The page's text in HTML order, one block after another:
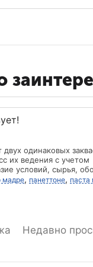
одинаковых
их ведения с учетом
условий, сырья,
идентичную
когда
отдельного
которое вы
мадре, панеттоне, паста
Недавно